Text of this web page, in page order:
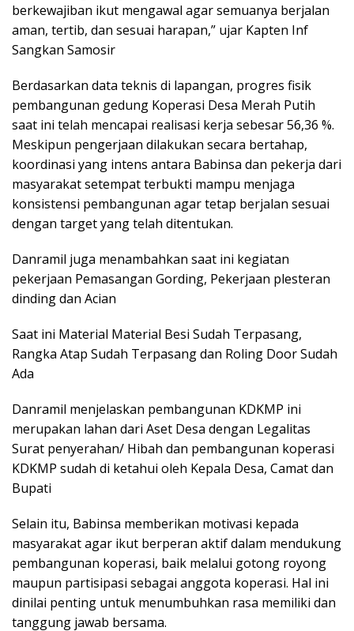
berkewajiban ikut mengawal agar semuanya berjalan
aman, tertib, dan sesuai harapan,” ujar Kapten Inf
Sangkan Samosir
Berdasarkan data teknis di lapangan, progres fisik
pembangunan gedung Koperasi Desa Merah Putih
saat ini telah mencapai realisasi kerja sebesar 56,36 %.
Meskipun pengerjaan dilakukan secara bertahap,
koordinasi yang intens antara Babinsa dan pekerja dari
masyarakat setempat terbukti mampu menjaga
konsistensi pembangunan agar tetap berjalan sesuai
dengan target yang telah ditentukan.
Danramil juga menambahkan saat ini kegiatan
pekerjaan Pemasangan Gording, Pekerjaan plesteran
dinding dan Acian
Saat ini Material Material Besi Sudah Terpasang,
Rangka Atap Sudah Terpasang dan Roling Door Sudah
Ada
Danramil menjelaskan pembangunan KDKMP ini
merupakan lahan dari Aset Desa dengan Legalitas
Surat penyerahan/ Hibah dan pembangunan koperasi
KDKMP sudah di ketahui oleh Kepala Desa, Camat dan
Bupati
Selain itu, Babinsa memberikan motivasi kepada
masyarakat agar ikut berperan aktif dalam mendukung
pembangunan koperasi, baik melalui gotong royong
maupun partisipasi sebagai anggota koperasi. Hal ini
dinilai penting untuk menumbuhkan rasa memiliki dan
tanggung jawab bersama.